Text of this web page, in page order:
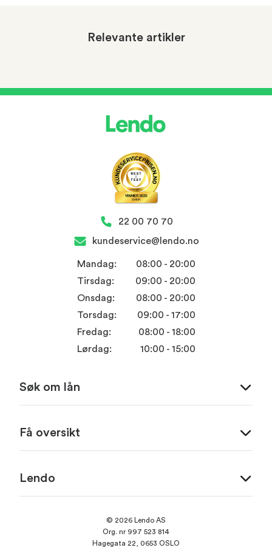
Relevante artikler
22 00 70 70
kundeservice@lendo.no
Mandag:
08:00 - 20:00
Tirsdag:
09:00 - 20:00
Onsdag:
08:00 - 20:00
Torsdag:
09:00 - 17:00
Fredag:
08:00 - 18:00
Lørdag:
10:00 - 15:00
Søk om lån
Få oversikt
Lendo
© 2026 Lendo AS
Org. nr 997 523 814
Hagegata 22, 0653 OSLO